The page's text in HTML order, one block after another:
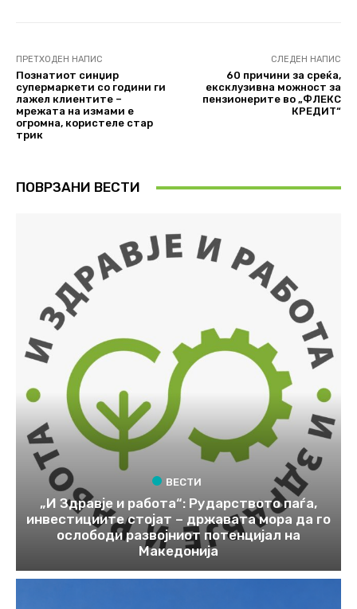
ПРЕТХОДЕН НАПИС
Познатиот синџир
супермаркети со години ги
лажел клиентите –
мрежата на измами е
огромна, користеле стар
трик
СЛЕДЕН НАПИС
60 причини за среќа,
ексклузивна можност за
пензионерите во „ФЛЕКС
КРЕДИТ“
ПОВРЗАНИ ВЕСТИ
ВЕСТИ
„И Здравје и работа“: Рударството паѓа,
инвестициите стојат – државата мора да го
ослободи развојниот потенцијал на
Македонија